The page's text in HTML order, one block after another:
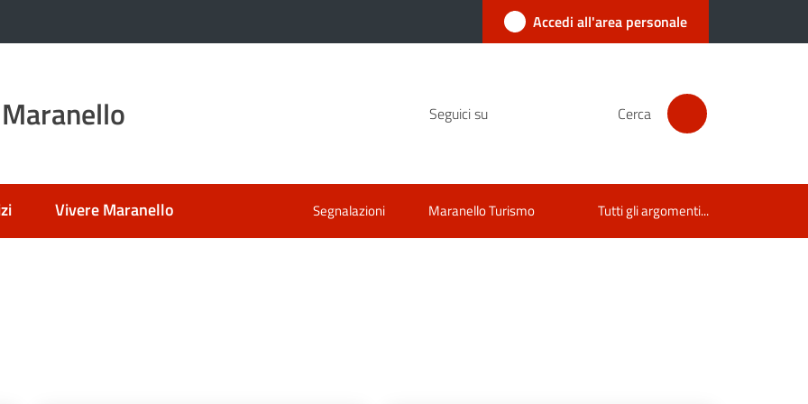
Accedi all'area personale
Seguici su Cerca
Vivere Maranello Segnalazioni Maranello Turismo Tutti gli argomenti...